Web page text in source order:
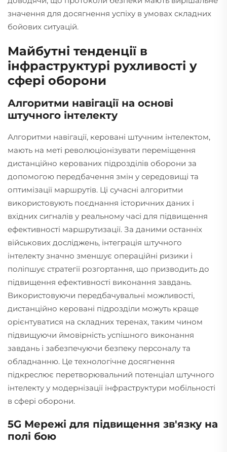
значення для досягнення успіху в умовах складних
бойових ситуацій.
Майбутні тенденції в
інфраструктурі рухливості у
сфері оборони
Алгоритми навігації на основі
штучного інтелекту
Алгоритми навігації, керовані штучним інтелектом,
мають на меті революціонізувати переміщення
дистанційно керованих підрозділів оборони за
допомогою передбачення змін у середовищі та
оптимізації маршрутів. Ці сучасні алгоритми
використовують поєднання історичних даних і
вхідних сигналів у реальному часі для підвищення
ефективності маршрутизації. За даними останніх
військових досліджень, інтеграція штучного
інтелекту значно зменшує операційні ризики і
поліпшує стратегії розгортання, що призводить до
підвищення ефективності виконання завдань.
Використовуючи передбачувальні можливості,
дистанційно керовані підрозділи можуть краще
орієнтуватися на складних теренах, таким чином
підвищуючи ймовірність успішного виконання
завдань і забезпечуючи безпеку персоналу та
обладнанню. Це технологічне досягнення
підкреслює перетворювальний потенціал штучного
інтелекту у модернізації інфраструктури мобільності
в сфері оборони.
5G Мережі для підвищення зв'язку на
полі бою